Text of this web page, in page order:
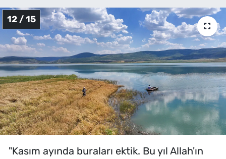
12 / 15
"Kasım ayında buraları ektik. Bu yıl Allah'ın